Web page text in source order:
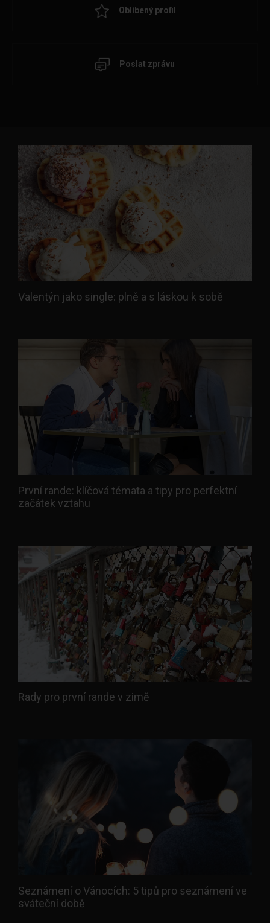
Oblíbený profil
Poslat zprávu
Valentýn jako single: plně a s láskou k sobě
První rande: klíčová témata a tipy pro perfektní
začátek vztahu
Rady pro první rande v zimě
Seznámení o Vánocích: 5 tipů pro seznámení ve
sváteční době